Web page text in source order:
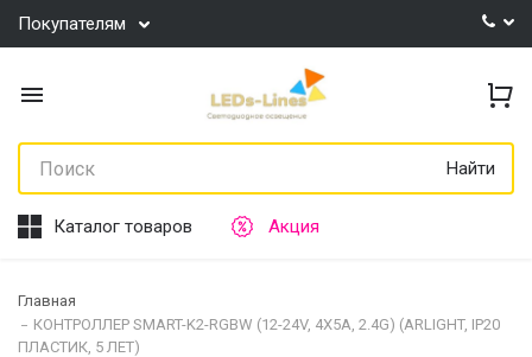
Покупателям
Найти
Каталог товаров Акция
Главная
КОНТРОЛЛЕР SMART-K2-RGBW (12-24V, 4X5A, 2.4G) (ARLIGHT, IP20
ПЛАСТИК, 5 ЛЕТ)